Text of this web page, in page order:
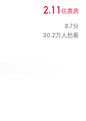
2.11 亿票房
8.7分
30.2万人想看